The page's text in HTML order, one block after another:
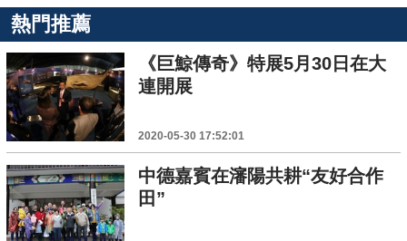
熱門推薦
《巨鯨傳奇》特展5月30日在大
連開展
2020-05-30 17:52:01
中德嘉賓在瀋陽共耕“友好合作
田”